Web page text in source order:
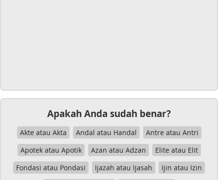
Apakah Anda sudah benar?
Akte atau Akta Andal atau Handal
Antre atau Antri
Apotek atau Apotik
Azan atau Adzan
Elite atau Elit
Fondasi atau Pondasi
Ijazah atau Ijasah
Ijin atau Izin